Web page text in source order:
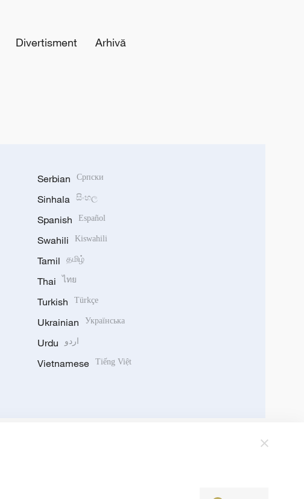
Divertisment Arhivă
Serbian Српски
Sinhala සිංහල
Spanish Español
Swahili Kiswahili
Tamil தமிழ்
Thai ไทย
Turkish Türkçe
Ukrainian Українська
Urdu اردو
Vietnamese Tiếng Việt